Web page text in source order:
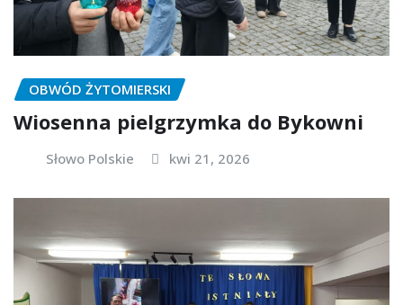
OBWÓD ŻYTOMIERSKI
Wiosenna pielgrzymka do Bykowni
Słowo Polskie kwi 21, 2026